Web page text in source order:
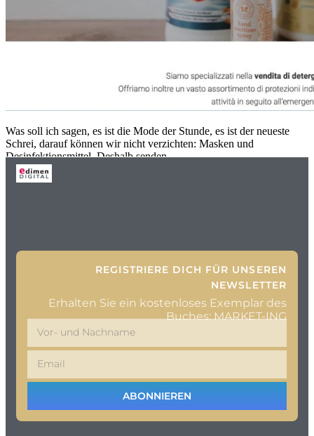
Was soll ich sagen, es ist die Mode der Stunde, es ist der neueste
Schrei, darauf können wir nicht verzichten: Masken und
Desinfektionsmittel. Deshalb senden
REGISTRIERE DICH FÜR UNSEREN
NEWSLETTER
Erhalten Sie ein kostenloses Exemplar des
Buches: MARKET-ING
ABONNIEREN